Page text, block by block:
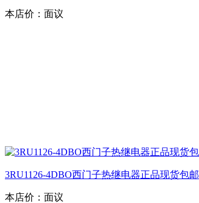
本店价： 面议
3RU1126-4DBO西门子热继电器正品现货包邮
本店价： 面议